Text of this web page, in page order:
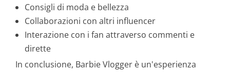
Consigli di moda e bellezza
Collaborazioni con altri influencer
Interazione con i fan attraverso commenti e
dirette
In conclusione, Barbie Vlogger è un'esperienza